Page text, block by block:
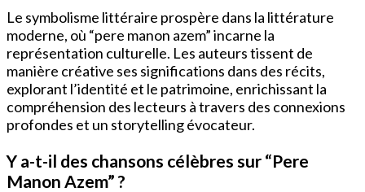
Le symbolisme littéraire prospère dans la littérature
moderne, où “pere manon azem” incarne la
représentation culturelle. Les auteurs tissent de
manière créative ses significations dans des récits,
explorant l’identité et le patrimoine, enrichissant la
compréhension des lecteurs à travers des connexions
profondes et un storytelling évocateur.
Y a-t-il des chansons célèbres sur “Pere
Manon Azem” ?